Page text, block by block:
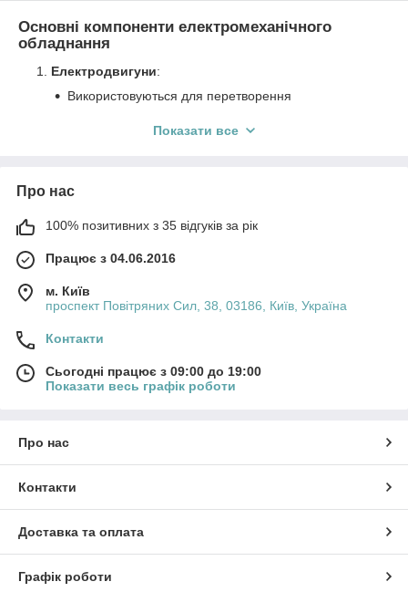
Основні компоненти електромеханічного
обладнання
Електродвигуни:
Використовуються для перетворення
рух різних механізмів.
вологість) і передають дані до контролерів або
Відповідають за управління роботою
швидкість, напрямок і інші параметри роботи.
Включають передачі, редуктори, шестерні, які
забезпечують механічний рух.
Проводка і електричні з'єднання
енергії.
продуктивності та ефективності.
може бути інтегроване в автоматизовані системи, що
Показати все
Про нас
100% позитивних з 35 відгуків за рік
Працює з 04.06.2016
м. Київ
проспект Повітряних Сил, 38, 03186, Київ, Україна
Контакти
Сьогодні працює з 09:00 до 19:00
Показати весь графік роботи
Про нас
Контакти
Доставка та оплата
Графік роботи